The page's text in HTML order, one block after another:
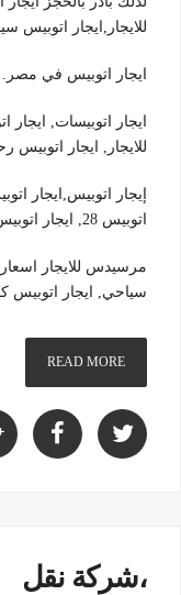
للايجار,ايجار
ايجار اتوبيس في مصر.
للايجار, ايجار اتوبيس
اتوبيس 28, ايجار اتوبيس VIP, ليموزين مطار القاهرة
مرسيدس للايجار
سياحي, ايجار اتوبيس
READ MORE
،شركة نقل